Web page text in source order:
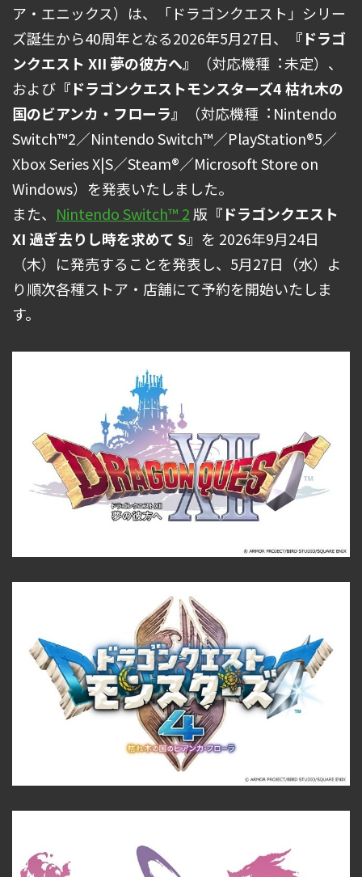
ア・エニックス）は、「ドラゴンクエスト」シリー
ズ誕⽣から40周年となる2026年5月27日、
『ドラゴ
ンクエスト XII 夢の彼⽅へ』
（対応機種︓未定）、
および 『ドラゴンクエストモンスターズ4 枯れ⽊の
国のビアンカ・フローラ』
（対応機種︓Nintendo
Switch™2／Nintendo Switch™／PlayStation®5／
Xbox Series X|S／Steam®／Microsoft Store on
Windows）を発表いたしました。
また、 Nintendo Switch™ 2版 『ドラゴンクエスト
XI 過ぎ去りし時を求めて S』 を 2026年9⽉24⽇
（⽊）に発売することを発表し、5⽉27⽇（⽔）よ
り順次各種ストア・店舗にて予約を開始いたしま
す。